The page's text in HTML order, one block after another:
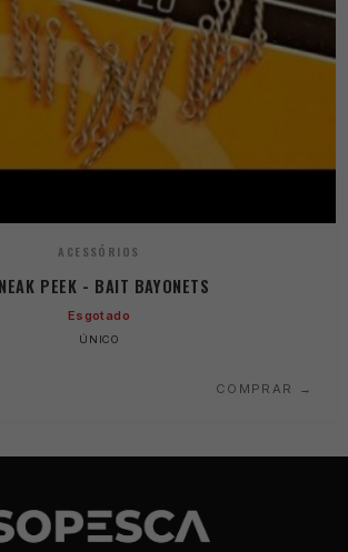
ACESSÓRIOS
PEEK - BAIT BAYONETS
Esgotado
ÚNICO
COMPRAR